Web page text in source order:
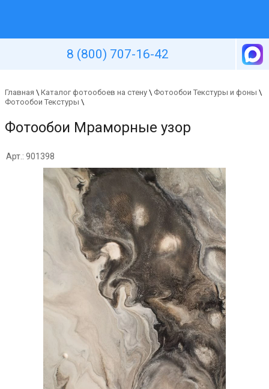
8 (800) 707-16-42
Главная \ Каталог фотообоев на стену \ Фотообои Текстуры и фоны \
Фотообои Текстуры \
Фотообои Мраморные узор
Арт.: 901398